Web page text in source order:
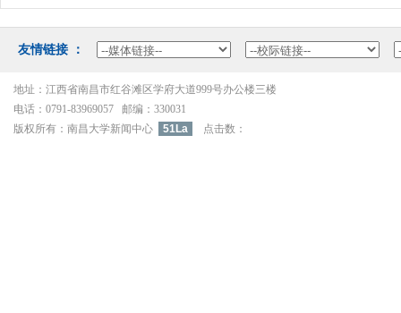
友情链接：
地址：江西省南昌市红谷滩区学府大道999号办公楼三楼
电话：0791-83969057邮编：330031
版权所有：南昌大学新闻中心
51La 点击数：